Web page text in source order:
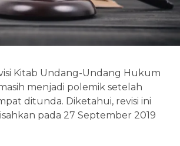
Kitab Undang-Undang Hukum
menjadi polemik setelah
ditunda. Diketahui, revisi ini
pada 27 September 2019